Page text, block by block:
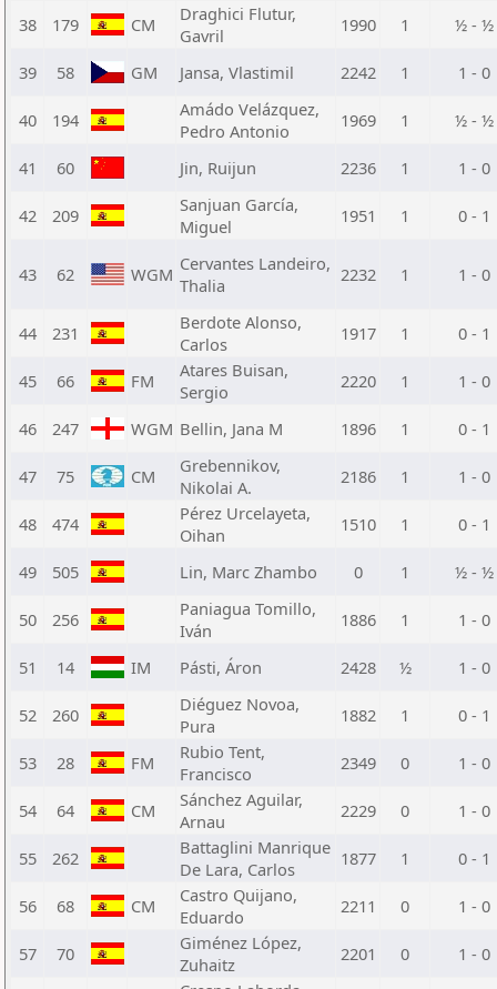
38 179 CM
Draghici Flutur,
Gavril
1990 1 ½ - ½
39 58 GM Jansa, Vlastimil 2242 1 1 - 0
40 194
Amádo Velázquez,
Pedro Antonio
1969 1 ½ - ½
41 60 Jin, Ruijun 2236 1 1 - 0
42 209
Sanjuan García,
Miguel
1951 1 0 - 1
43 62 WGM Cervantes Landeiro,
Thalia
2232 1 1 - 0
44 231
Berdote Alonso,
Carlos
1917 1 0 - 1
45 66 FM
Atares Buisan,
Sergio
2220 1 1 - 0
46 247 WGM Bellin, Jana M 1896 1 0 - 1
47 75 CM
Grebennikov,
Nikolai A.
2186 1 1 - 0
48 474
Pérez Urcelayeta,
Oihan
1510 1 0 - 1
49 505 Lin, Marc Zhambo 0 1 ½ - ½
50 256
Paniagua Tomillo,
Iván
1886 1 1 - 0
51 14 IM Pásti, Áron 2428 ½ 1 - 0
52 260
Diéguez Novoa,
Pura
1882 1 0 - 1
53 28 FM
Rubio Tent,
Francisco
2349 0 1 - 0
54 64 CM
Sánchez Aguilar,
Arnau
2229 0 1 - 0
55 262
Battaglini Manrique
De Lara, Carlos
1877 1 0 - 1
56 68 CM
Castro Quijano,
Eduardo
2211 0 1 - 0
57 70
Giménez López,
Zuhaitz
2201 0
1 - 0